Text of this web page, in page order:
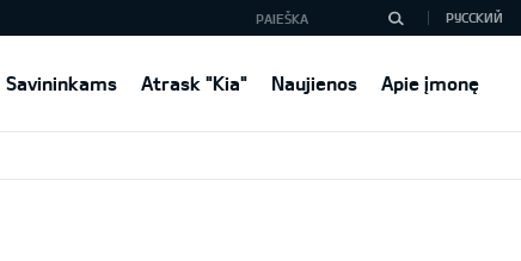
Savininkams Atrask "Kia" Naujienos Apie įmonę
РУССКИЙ